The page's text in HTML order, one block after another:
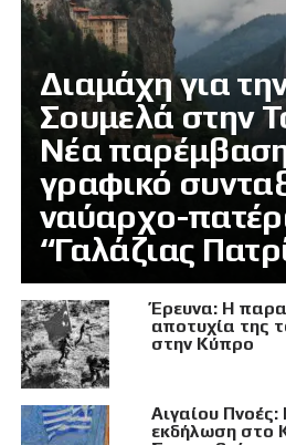
Διαμάχη για
Σουμελά στην
Νέα
γραφικό
ναύαρχο-
“Γαλάζιας
Έρευνα: Η
αποτυχία της
στην Κύπρο
Αιγαίου
εκδήλωση στο